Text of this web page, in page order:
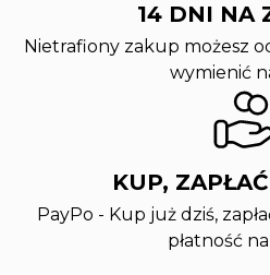
14 DNI NA
Nietrafiony zakup możesz
wymienić
KUP,
PayPo - Kup już dziś,
płatność